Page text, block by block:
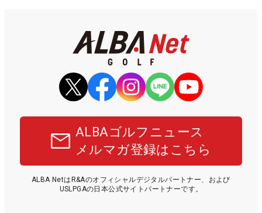
ALBAゴルフニュース
メルマガ登録はこちら
ALBA NetはR&Aのオフィシャルデジタルパートナー、および
USLPGAの日本公式サイトパートナーです。